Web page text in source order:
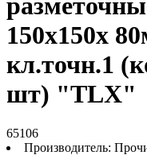
150х150х
кл.точн.1
шт) "TLX"
65106
Производитель: